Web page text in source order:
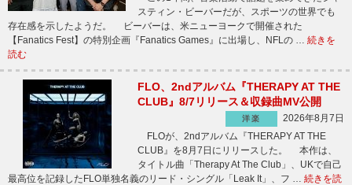
スティン・ビーバーだが、スポーツの世界でも
存在感を示したようだ。 ビーバーは、米ニューヨークで開催された
【Fanatics Fest】の特別企画『Fanatics Games』に出場し、NFLの … 続きを
読む
FLO、2ndアルバム『THERAPY AT THE
CLUB』8/7リリース＆収録曲MV公開
洋楽
2026年8月7日
FLOが、2ndアルバム『THERAPY AT THE
CLUB』を8月7日にリリースした。 本作は、
タイトル曲「Therapy At The Club」、UKで自己
最高位を記録したFLO単独名義のリード・シングル「Leak It」、フ … 続きを読